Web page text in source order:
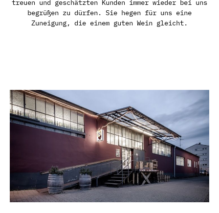
treuen und geschätzten Kunden immer wieder bei uns
begrüßen zu dürfen. Sie hegen für uns eine
Zuneigung, die einem guten Wein gleicht.